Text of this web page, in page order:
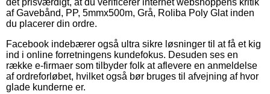
af Gavebånd, PP, 5mmx500m, Grå, Roliba Poly Glat inden
du placerer din ordre.
Facebook indebærer også ultra sikre løsninger til at få et kig
ind i online forretningens kundefokus. Desuden ses en
række e-firmaer som tilbyder folk at aflevere en anmeldelse
af ordreforløbet, hvilket også bør bruges til afvejning af hvor
glade kunderne er.